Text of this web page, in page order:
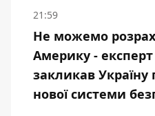
21:59
Не можемо
Америку -
закликав Україну
нової системи